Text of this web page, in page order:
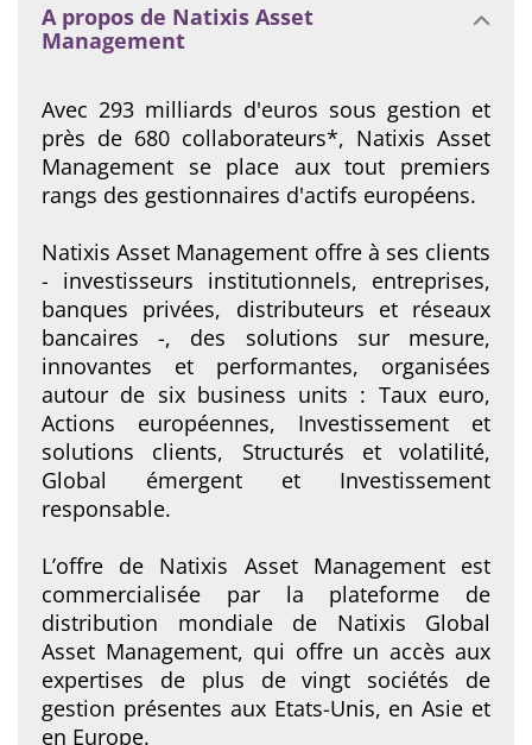
A propos de Natixis Asset
Management
Avec 293 milliards d'euros sous gestion et
près de 680 collaborateurs*, Natixis Asset
Management se place aux tout premiers
rangs des gestionnaires d'actifs européens.
Natixis Asset Management offre à ses clients
- investisseurs institutionnels, entreprises,
banques privées, distributeurs et réseaux
bancaires -, des solutions sur mesure,
innovantes et performantes, organisées
autour de six business units : Taux euro,
Actions européennes, Investissement et
solutions clients, Structurés et volatilité,
Global émergent et Investissement
responsable.
L’offre de Natixis Asset Management est
commercialisée par la plateforme de
distribution mondiale de Natixis Global
Asset Management, qui offre un accès aux
expertises de plus de vingt sociétés de
gestion présentes aux Etats-Unis, en Asie et
en Europe.